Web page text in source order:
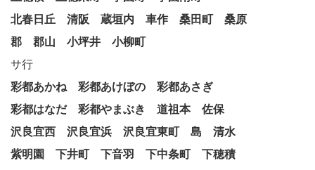
北春日丘
清阪 蔵垣内 車作 桑田町
桑原
郡
郡山 小坪井
小柳町
サ行
彩都あかね
彩都あけぼの
彩都あさぎ
彩都はなだ
彩都やまぶき 道祖本
佐保
沢良宜西
沢良宜浜 沢良宜東町 島
清水
紫明園
下井町 下音羽 下中条町
下穂積